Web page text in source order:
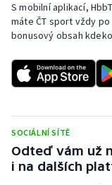
Short track
Sportovní střelba
Stolní tenis
Triatlon
Veslování
S mobilní aplikací,
máte ČT sport vždy
bonusový obsah
SOCIÁLNÍ SÍTĚ
Odteď vám už
i na dalších